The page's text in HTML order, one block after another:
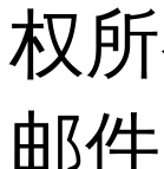
权
邮